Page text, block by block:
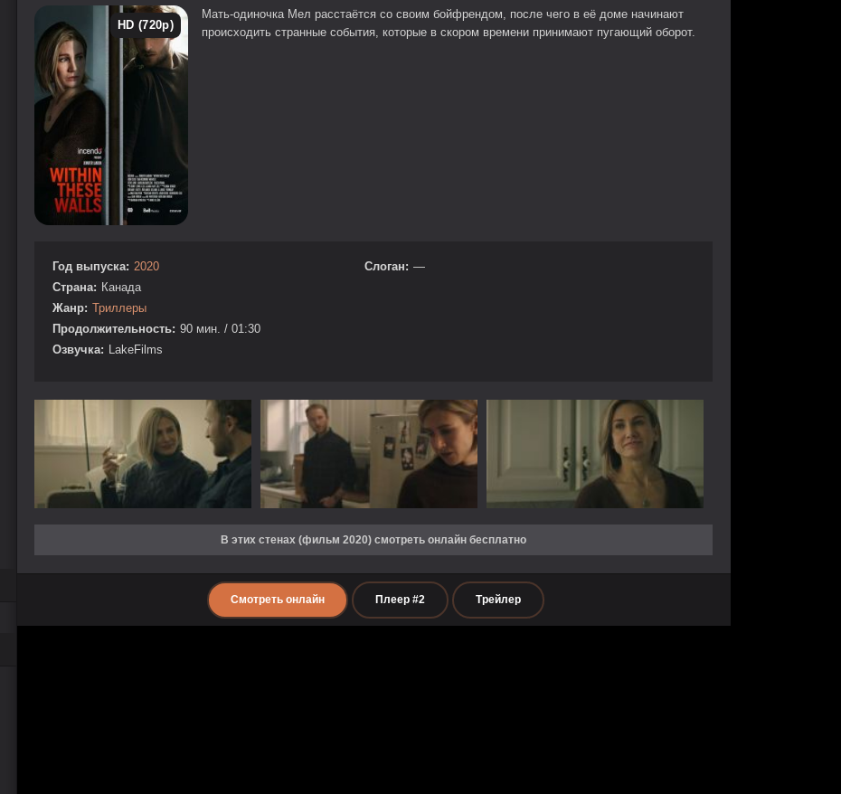
HD (720p)
Мать-одиночка Мел расстаётся со своим бойфрендом, после чего в её доме начинают
происходить странные события, которые в скором времени принимают пугающий оборот.
Год выпуска: 2020
Страна: Канада
Жанр: Триллеры
Продолжительность: 90 мин. / 01:30
Озвучка:
LakeFilms
Слоган: —
В этих стенах (фильм 2020) смотреть онлайн бесплатно
Смотреть онлайн Плеер #2 Трейлер